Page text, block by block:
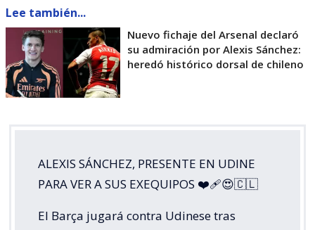
Lee también...
Nuevo fichaje del Arsenal declaró
su admiración por Alexis Sánchez:
heredó histórico dorsal de chileno
ALEXIS SÁNCHEZ, PRESENTE EN UDINE
PARA VER A SUS EXEQUIPOS ❤️‍🩹😍🇨🇱
El Barça jugará contra Udinese tras